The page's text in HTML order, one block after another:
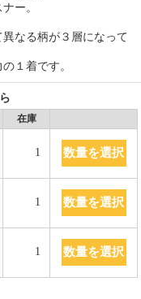
ー。
なる柄が３層になって
１着です。
在庫
1 数量を選択
1 数量を選択
1 数量を選択